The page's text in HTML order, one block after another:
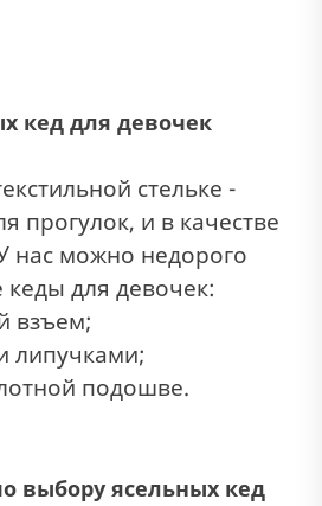
кед для девочек
стельке -
прогулок, и в качестве
нас можно недорого
кеды для девочек:
взъем;
липучками;
подошве.
выбору ясельных кед